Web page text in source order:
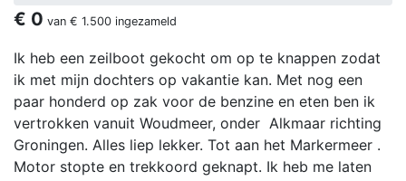
€ 0 van € 1.500 ingezameld
Ik heb een zeilboot gekocht om op te knappen zodat
ik met mijn dochters op vakantie kan. Met nog een
paar honderd op zak voor de benzine en eten ben ik
vertrokken vanuit Woudmeer, onder Alkmaar richting
Groningen. Alles liep lekker. Tot aan het Markermeer .
Motor stopte en trekkoord geknapt. Ik heb me laten